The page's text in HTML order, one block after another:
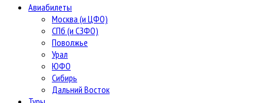
Авиабилеты
Москва (и ЦФО)
СПб (и СЗФО)
Поволжье
Урал
ЮФО
Сибирь
Дальний Восток